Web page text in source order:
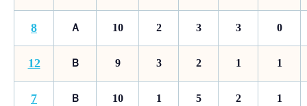
8 Ａ 10 2 3 3 0
12 Ｂ 9 3 2 1 1
7 Ｂ 10 1 5 2 1